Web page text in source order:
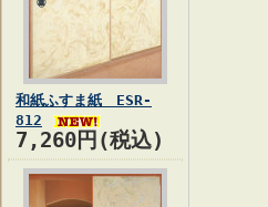
和紙ふすま紙 ESR-
812
7,260円(税込)